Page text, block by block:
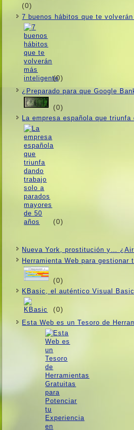
(0)
7 buenos hábitos que te
(0)
¿Preparado para que Google
(0)
La empresa española que
(0)
Nueva York, prostitución y…
Herramienta Web para gestionar
(0)
KBasic, el auténtico Visual
(0)
Esta Web es un Tesoro de